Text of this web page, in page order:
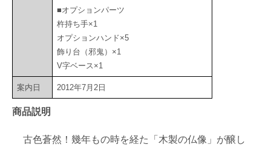
■オプションパーツ
杵持ち手×1
オプションハンド×5
飾り台（邪鬼）×1
V字ベース×1
案内日 2012年7月2日
商品説明
古色蒼然！幾年もの時を経た「木製の仏像」が醸し